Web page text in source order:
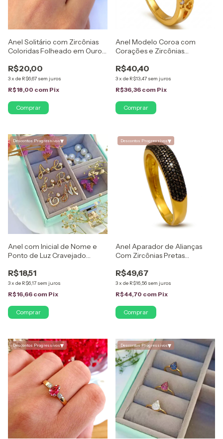
Anel Solitário com Zircônias
Coloridas Folheado em Ouro
R$20,00
3x de R$6,67 sem juros
R$18,00 com Pix
Comprar
Anel Modelo Coroa com
Corações e Zircônias
R$40,40
3x de R$13,47 sem juros
R$36,36 com Pix
Comprar
Descontos Progressivos▾
Anel com Inicial de Nome e
Ponto de Luz Cravejado
R$18,51
3x de R$6,17 sem juros
R$16,66 com Pix
Comprar
Descontos Progressivos▾
Anel Aparador de Alianças
Com Zircônias Pretas
R$49,67
3x de R$16,56 sem juros
R$44,70 com Pix
Comprar
Descontos Progressivos▾ Descontos Progressivos▾